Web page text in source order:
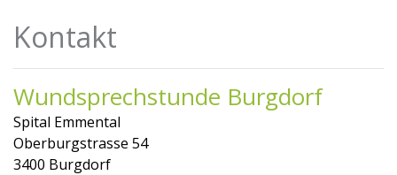
Kontakt
Wundsprechstunde Burgdorf
Spital Emmental
Oberburgstrasse 54
3400 Burgdorf